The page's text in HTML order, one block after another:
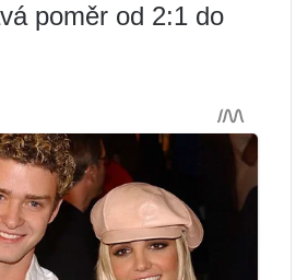
poměr od 2:1 do